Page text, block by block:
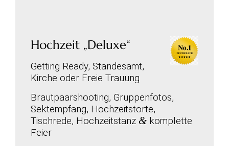
Hochzeit „Deluxe“
Getting Ready, Standesamt,
Kirche oder Freie Trauung
Brautpaarshooting, Gruppenfotos,
Sektempfang, Hochzeitstorte,
Tischrede, Hochzeitstanz &komplette
Feier